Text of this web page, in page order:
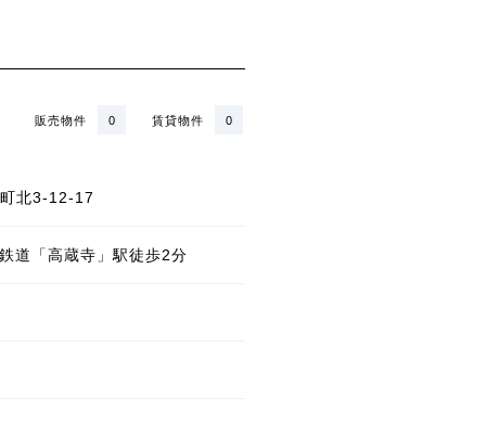
賃貸物件 0
販売物件 0
北3-12-17
道「高蔵寺」駅徒歩2分